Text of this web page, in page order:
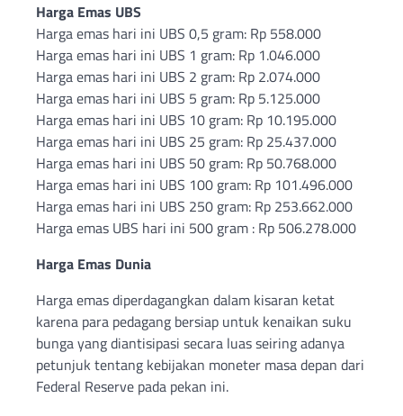
Harga Emas UBS
Harga emas hari ini UBS 0,5 gram: Rp 558.000
Harga emas hari ini UBS 1 gram: Rp 1.046.000
Harga emas hari ini UBS 2 gram: Rp 2.074.000
Harga emas hari ini UBS 5 gram: Rp 5.125.000
Harga emas hari ini UBS 10 gram: Rp 10.195.000
Harga emas hari ini UBS 25 gram: Rp 25.437.000
Harga emas hari ini UBS 50 gram: Rp 50.768.000
Harga emas hari ini UBS 100 gram: Rp 101.496.000
Harga emas hari ini UBS 250 gram: Rp 253.662.000
Harga emas UBS hari ini 500 gram : Rp 506.278.000
Harga Emas Dunia
Harga emas diperdagangkan dalam kisaran ketat
karena para pedagang bersiap untuk kenaikan suku
bunga yang diantisipasi secara luas seiring adanya
petunjuk tentang kebijakan moneter masa depan dari
Federal Reserve pada pekan ini.